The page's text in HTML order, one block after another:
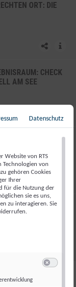
ORT: DIE
CHECK
AM SEE
ARBEITSMARKT
Datenschutz
Website von RTS
Technologien von
gehören Cookies
Ihrer
für die Nutzung der
sie es uns,
zu interagieren. Sie